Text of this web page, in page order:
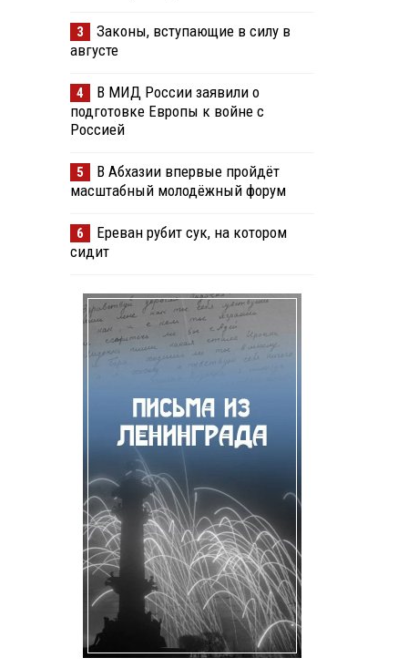
3
Законы, вступающие в силу в
августе
4
В МИД России заявили о
подготовке Европы к войне с
Россией
5
В Абхазии впервые пройдёт
масштабный молодёжный форум
6
Ереван рубит сук, на котором
сидит